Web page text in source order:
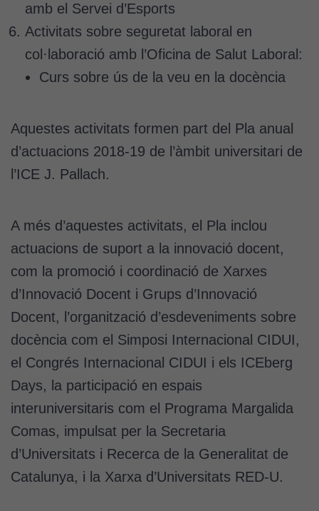
amb el Servei d’Esports
Activitats sobre seguretat laboral en
col·laboració amb l’Oficina de Salut Laboral:
Curs sobre ús de la veu en la docència
Aquestes activitats formen part del Pla anual
d’actuacions 2018-19 de l’àmbit universitari de
l’ICE J. Pallach.
A més d’aquestes activitats, el Pla inclou
actuacions de suport a la innovació docent,
com la promoció i coordinació de Xarxes
d’Innovació Docent i Grups d’Innovació
Docent, l’organització d’esdeveniments sobre
docència com el Simposi Internacional CIDUI,
el Congrés Internacional CIDUI i els ICEberg
Days, la participació en espais
interuniversitaris com el Programa Margalida
Comas, impulsat per la Secretaria
d’Universitats i Recerca de la Generalitat de
Catalunya, i la Xarxa d’Universitats RED-U.